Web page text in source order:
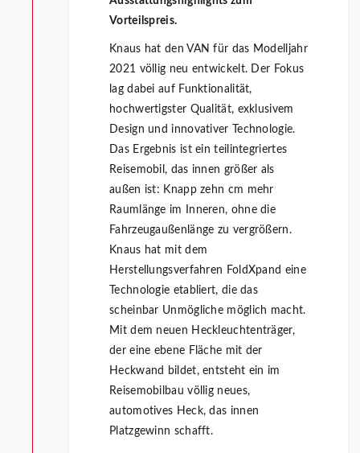
Vorteilspreis.
Knaus hat den VAN für das Modelljahr
2021 völlig neu entwickelt. Der Fokus
lag dabei auf Funktionalität,
hochwertigster Qualität, exklusivem
Design und innovativer Technologie.
Das Ergebnis ist ein teilintegriertes
Reisemobil, das innen größer als
außen ist: Knapp zehn cm mehr
Raumlänge im Inneren, ohne die
Fahrzeugaußenlänge zu vergrößern.
Knaus hat mit dem
Herstellungsverfahren FoldXpand eine
Technologie etabliert, die das
scheinbar Unmögliche möglich macht.
Mit dem neuen Heckleuchtenträger,
der eine ebene Fläche mit der
Heckwand bildet, entsteht ein im
Reisemobilbau völlig neues,
automotives Heck, das innen
Platzgewinn schafft.